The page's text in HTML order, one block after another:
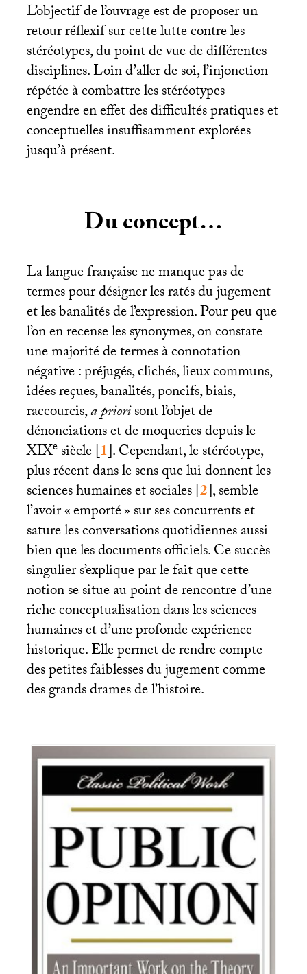
L’objectif de l’ouvrage est de proposer un
retour réflexif sur cette lutte contre les
stéréotypes, du point de vue de différentes
disciplines. Loin d’aller de soi, l’injonction
répétée à combattre les stéréotypes
engendre en effet des difficultés pratiques et
conceptuelles insuffisamment explorées
jusqu’à présent.
Du concept…
La langue française ne manque pas de
termes pour désigner les ratés du jugement
et les banalités de l’expression. Pour peu que
l’on en recense les synonymes, on constate
une majorité de termes à connotation
négative : préjugés, clichés, lieux communs,
idées reçues, banalités, poncifs, biais,
raccourcis,a priorisont l’objet de
dénonciations et de moqueries depuis le
XIXesiècle[1]. Cependant, le stéréotype,
plus récent dans le sens que lui donnent les
sciences humaines et sociales[2], semble
l’avoir «emporté» sur ses concurrents et
sature les conversations quotidiennes aussi
bien que les documents officiels. Ce succès
singulier s’explique par le fait que cette
notion se situe au point de rencontre d’une
riche conceptualisation dans les sciences
humaines et d’une profonde expérience
historique. Elle permet de rendre compte
des petites faiblesses du jugement comme
des grands drames de l’histoire.